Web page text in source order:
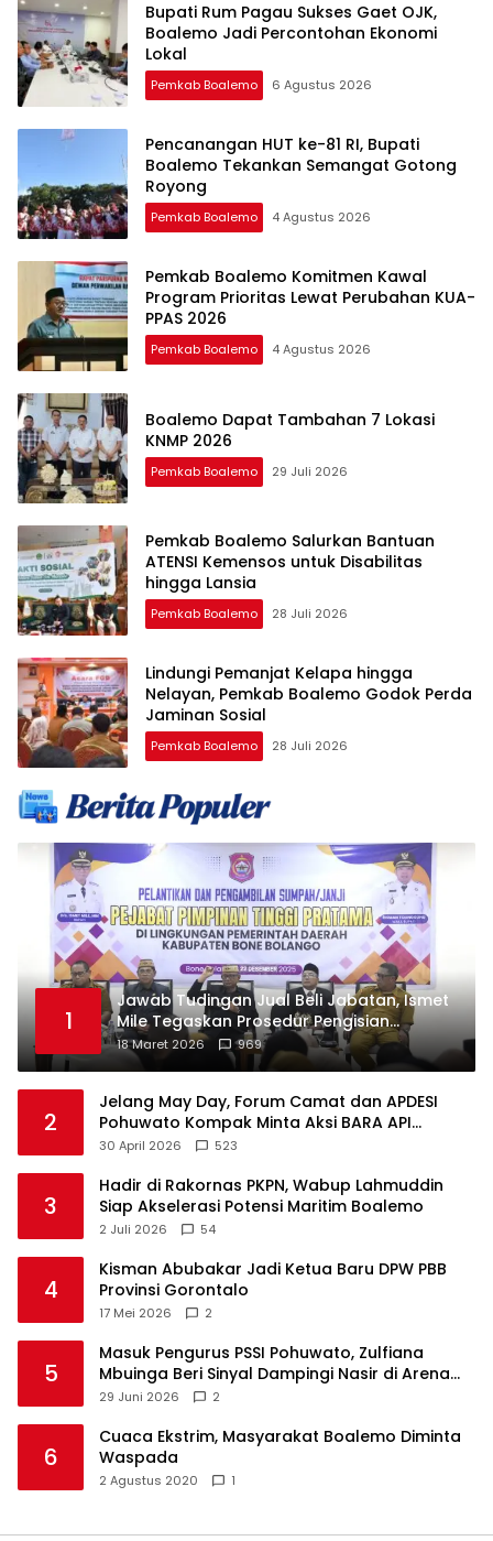
Bupati Rum Pagau Sukses Gaet OJK,
Boalemo Jadi Percontohan Ekonomi
Lokal
Pemkab Boalemo 6 Agustus 2026
Pencanangan HUT ke-81 RI, Bupati
Boalemo Tekankan Semangat Gotong
Royong
Pemkab Boalemo 4 Agustus 2026
Pemkab Boalemo Komitmen Kawal
Program Prioritas Lewat Perubahan KUA-
PPAS 2026
Pemkab Boalemo 4 Agustus 2026
Boalemo Dapat Tambahan 7 Lokasi
KNMP 2026
Pemkab Boalemo 29 Juli 2026
Pemkab Boalemo Salurkan Bantuan
ATENSI Kemensos untuk Disabilitas
hingga Lansia
Pemkab Boalemo 28 Juli 2026
Lindungi Pemanjat Kelapa hingga
Nelayan, Pemkab Boalemo Godok Perda
Jaminan Sosial
Pemkab Boalemo 28 Juli 2026
1
Jawab Tudingan Jual Beli Jabatan, Ismet
Mile Tegaskan Prosedur Pengisian
Jabatan
18 Maret 2026 969
2
Jelang May Day, Forum Camat dan APDESI
Pohuwato Kompak Minta Aksi BARA API
Ditunda
30 April 2026 523
3
Hadir di Rakornas PKPN, Wabup Lahmuddin
Siap Akselerasi Potensi Maritim Boalemo
2 Juli 2026 54
4
Kisman Abubakar Jadi Ketua Baru DPW PBB
Provinsi Gorontalo
17 Mei 2026 2
5
Masuk Pengurus PSSI Pohuwato, Zulfiana
Mbuinga Beri Sinyal Dampingi Nasir di Arena
Politik ?
29 Juni 2026 2
6
Cuaca Ekstrim, Masyarakat Boalemo Diminta
Waspada
2 Agustus 2020 1